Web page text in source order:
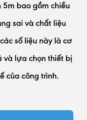
5m bao gồm chiều
sai và chất liệu
số liệu này là cơ
và lựa chọn thiết bị
của công trình.